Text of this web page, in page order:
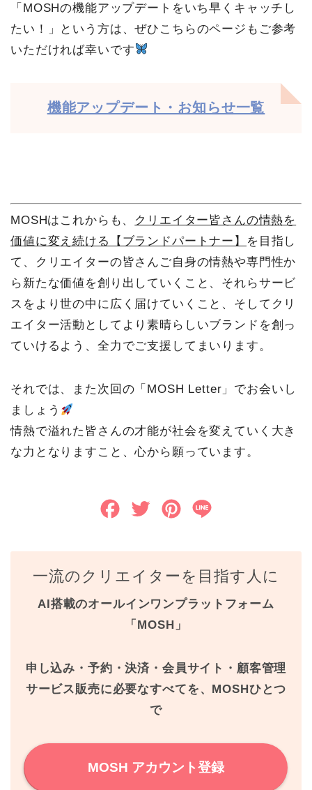
「MOSHの機能アップデートをいち早くキャッチし
たい！」という方は、ぜひこちらのページもご参考
いただければ幸いです
機能アップデート・お知らせ一覧
MOSHはこれからも、 クリエイター皆さんの情熱を
価値に変え続ける【ブランドパートナー】
を目指し
て、クリエイターの皆さんご自身の情熱や専門性か
ら新たな価値を創り出していくこと、それらサービ
スをより世の中に広く届けていくこと、そしてクリ
エイター活動としてより素晴らしいブランドを創っ
ていけるよう、全力でご支援してまいります。
それでは、また次回の「MOSH Letter」でお会いし
ましょう
情熱で溢れた皆さんの才能が社会を変えていく大き
な力となりますこと、心から願っています。
e
b
k
t
t
t
s
e
一流のクリエイターを目指す人に
AI搭載のオールインワンプラットフォーム
「MOSH」
申し込み・予約・決済・会員サイト・顧客管理
サービス販売に必要なすべてを、MOSHひとつ
で
MOSH アカウント登録